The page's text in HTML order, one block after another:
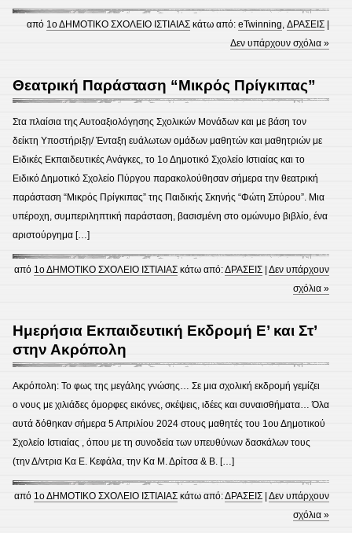
από 1ο ΔΗΜΟΤΙΚΟ ΣΧΟΛΕΙΟ ΙΣΤΙΑΙΑΣ κάτω από:eTwinning,ΔΡΑΣΕΙΣ |
Δεν υπάρχουν σχόλια »
Θεατρική Παράσταση “Μικρός Πρίγκιπας”
Στα πλαίσια της Αυτοαξιολόγησης Σχολικών Μονάδων και με βάση τον
δείκτη Υποστήριξη/ Ένταξη ευάλωτων ομάδων μαθητών και μαθητριών με
Ειδικές Εκπαιδευτικές Ανάγκες, το 1ο Δημοτικό Σχολείο Ιστιαίας και το
Ειδικό Δημοτικό Σχολείο Πύργου παρακολούθησαν σήμερα την θεατρική
παράσταση “Μικρός Πρίγκιπας” της Παιδικής Σκηνής “Φώτη Σπύρου”. Μια
υπέροχη, συμπεριληπτική παράσταση, βασισμένη στο ομώνυμο βιβλίο, ένα
αριστούργημα […]
από 1ο ΔΗΜΟΤΙΚΟ ΣΧΟΛΕΙΟ ΙΣΤΙΑΙΑΣ κάτω από:ΔΡΑΣΕΙΣ |Δεν υπάρχουν
σχόλια »
Ημερήσια Εκπαιδευτική Εκδρομή Ε’ και Στ’
στην Ακρόπολη
Ακρόπολη: Το φως της μεγάλης γνώσης… Σε μια σχολική εκδρομή γεμίζει
ο νους με χιλιάδες όμορφες εικόνες, σκέψεις, ιδέες και συναισθήματα… Όλα
αυτά δόθηκαν σήμερα 5 Απριλίου 2024 στους μαθητές του 1ου Δημοτικού
Σχολείο Ιστιαίας , όπου με τη συνοδεία των υπευθύνων δασκάλων τους
(την Δ/ντρια Κα Ε. Κεφάλα, την Κα Μ. Δρίτσα & Β. […]
από 1ο ΔΗΜΟΤΙΚΟ ΣΧΟΛΕΙΟ ΙΣΤΙΑΙΑΣ κάτω από:ΔΡΑΣΕΙΣ |Δεν υπάρχουν
σχόλια »